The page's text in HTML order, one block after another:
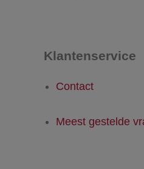
Klantenservice
Contact
Meest gestelde